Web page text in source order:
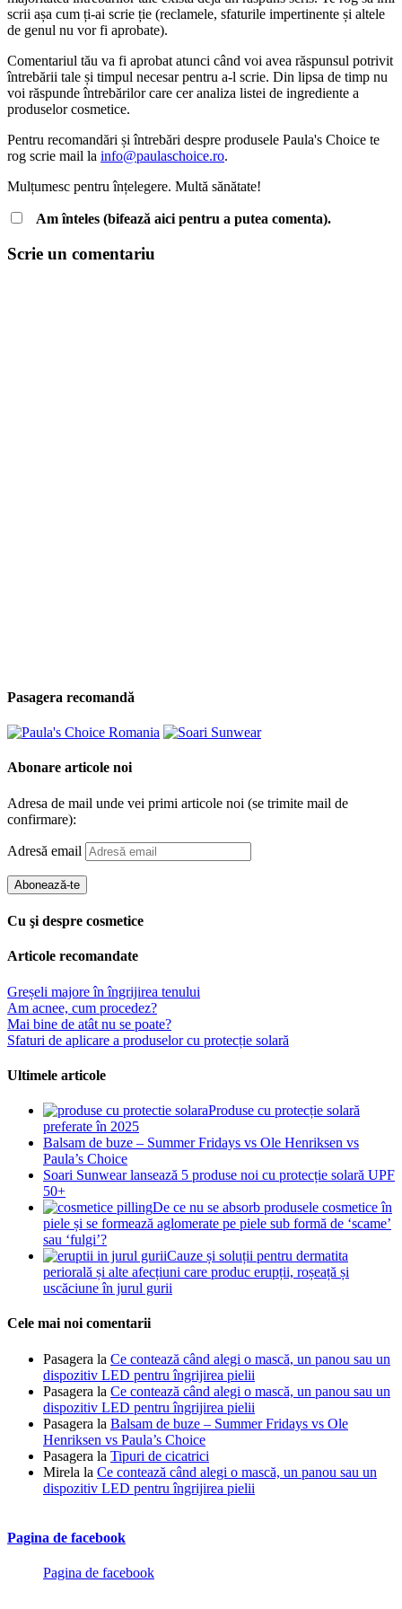
scrii așa cum ți-ai scrie ție (reclamele, sfaturile impertinente și altele
de genul nu vor fi aprobate).
Comentariul tău va fi aprobat atunci când voi avea răspunsul potrivit
întrebării tale și timpul necesar pentru a-l scrie. Din lipsa de timp nu
voi răspunde întrebărilor care cer analiza listei de ingrediente a
produselor cosmetice.
Pentru recomandări și întrebări despre produsele Paula's Choice te
rog scrie mail la info@paulaschoice.ro.
Mulțumesc pentru înțelegere. Multă sănătate!
Am înteles (bifează aici pentru a putea comenta).
Scrie un comentariu
Pasagera recomandă
Abonare articole noi
Adresa de mail unde vei primi articole noi (se trimite mail de
confirmare):
Adresă email
Abonează-te
Cu şi despre cosmetice
Articole recomandate
Greșeli majore în îngrijirea tenului
Am acnee, cum procedez?
Mai bine de atât nu se poate?
Sfaturi de aplicare a produselor cu protecție solară
Ultimele articole
Produse cu protecție solară
preferate în 2025
Balsam de buze – Summer Fridays vs Ole Henriksen vs
Paula’s Choice
Soari Sunwear lansează 5 produse noi cu protecție solară UPF
50+
De ce nu se absorb produsele cosmetice în
piele și se formează aglomerate pe piele sub formă de ‘scame’
sau ‘fulgi’?
Cauze și soluții pentru dermatita
periorală și alte afecțiuni care produc erupții, roșeață și
uscăciune în jurul gurii
Cele mai noi comentarii
Pasagera la Ce contează când alegi o mască, un panou sau un
dispozitiv LED pentru îngrijirea pielii
Pasagera la Ce contează când alegi o mască, un panou sau un
dispozitiv LED pentru îngrijirea pielii
Pasagera la Balsam de buze – Summer Fridays vs Ole
Henriksen vs Paula’s Choice
Pasagera la Tipuri de cicatrici
Mirela la Ce contează când alegi o mască, un panou sau un
dispozitiv LED pentru îngrijirea pielii
Pagina de facebook
Pagina de facebook